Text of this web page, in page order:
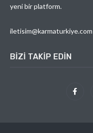
yeni bir platform.
iletisim@karmaturkiye.com
BIZI TAKIP EDIN